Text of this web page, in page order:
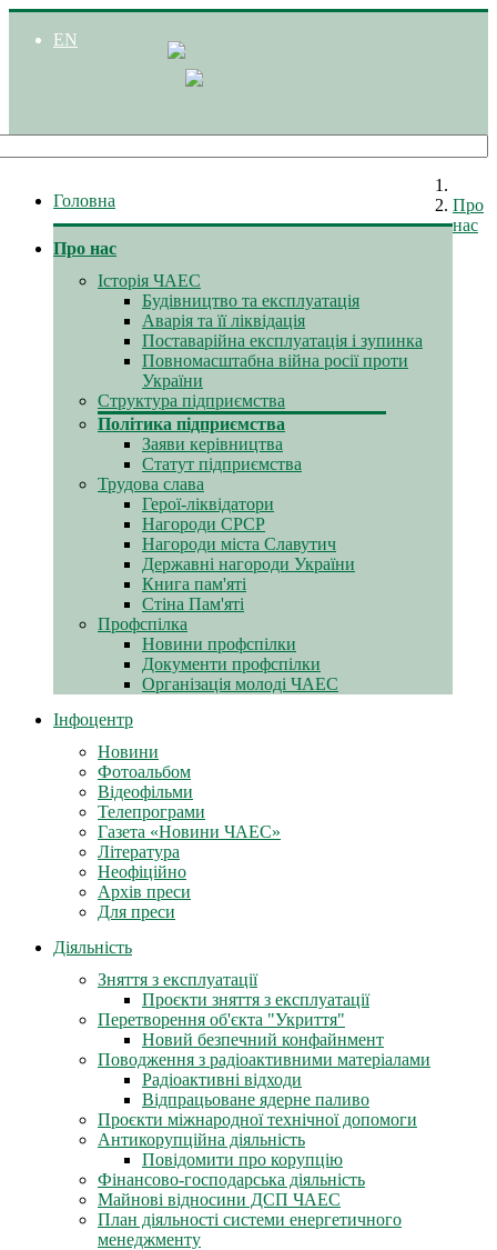
EN
Головна
Про нас
Історія ЧАЕС
Будівництво та експлуатація
Аварія та її ліквідація
Поставарійна експлуатація і зупинка
Повномасштабна війна росії проти
України
Структура підприємства
Політика підприємства
Заяви керівництва
Статут підприємства
Трудова слава
Герої-ліквідатори
Нагороди СРСР
Нагороди міста Славутич
Державні нагороди України
Книга пам'яті
Стіна Пам'яті
Профспілка
Новини профспілки
Документи профспілки
Організація молоді ЧАЕС
Інфоцентр
Новини
Фотоальбом
Відеофільми
Телепрограми
Газета «Новини ЧАЕС»
Література
Неофіційно
Архів преси
Для преси
Діяльність
Зняття з експлуатації
Проєкти зняття з експлуатації
Перетворення об'єкта "Укриття"
Новий безпечний конфайнмент
Поводження з радіоактивними матеріалами
Радіоактивні відходи
Відпрацьоване ядерне паливо
Проєкти міжнародної технічної допомоги
Антикорупційна діяльність
Повідомити про корупцію
Фінансово-господарська діяльність
Майнові відносини ДСП ЧАЕС
План діяльності системи енергетичного
менеджменту
Про
нас